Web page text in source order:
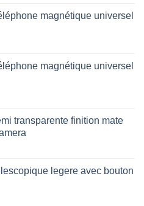
magnétique universel
magnétique universel
transparente finition mate
legere avec bouton